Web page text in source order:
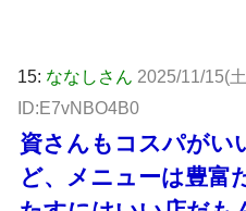
15: ななしさん 2025/11/15(
ID:E7vNBO4B0
資さんもコスパがい
ど、メニューは豊富